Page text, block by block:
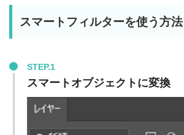
スマートフィルターを使う方法
STEP.1
スマートオブジェクトに変換